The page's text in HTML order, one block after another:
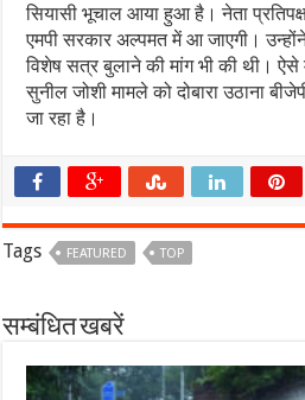
सियासी भूचाल आया हुआ है। नेता
एमपी सरकार अल्पमत में आ जाएगी।
विशेष सत्र बुलाने की मांग भी की थी। ऐसे
सुनील जोशी मामले को दोबारा उठाना
जा रहा है।
Tags FEATURED TOP
सम्बंधित खबरें